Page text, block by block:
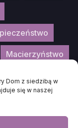
Dom z siedzibą w
się w naszej
Macierzyństwo